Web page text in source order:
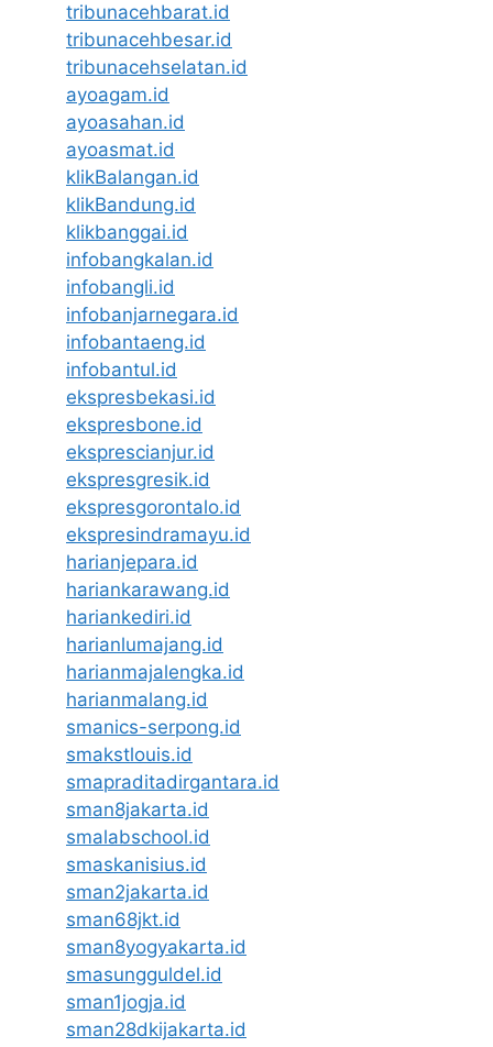
tribunacehbarat.id
tribunacehbesar.id
tribunacehselatan.id
ayoagam.id
ayoasahan.id
ayoasmat.id
klikBalangan.id
klikBandung.id
klikbanggai.id
infobangkalan.id
infobangli.id
infobanjarnegara.id
infobantaeng.id
infobantul.id
ekspresbekasi.id
ekspresbone.id
eksprescianjur.id
ekspresgresik.id
ekspresgorontalo.id
ekspresindramayu.id
harianjepara.id
hariankarawang.id
hariankediri.id
harianlumajang.id
harianmajalengka.id
harianmalang.id
smanics-serpong.id
smakstlouis.id
smapraditadirgantara.id
sman8jakarta.id
smalabschool.id
smaskanisius.id
sman2jakarta.id
sman68jkt.id
sman8yogyakarta.id
smasungguldel.id
sman1jogja.id
sman28dkijakarta.id